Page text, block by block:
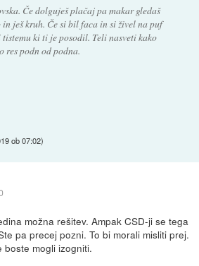
Če dolguješ plačaj pa makar gledaš
ješ kruh. Če si bil faca in si živel na puf
ki ti je posodil. Teli nasveti kako
res podn od podna.
ob 07:02)
možna rešitev. Ampak CSD-ji se tega
pa precej pozni. To bi morali misliti prej.
boste mogli izogniti.